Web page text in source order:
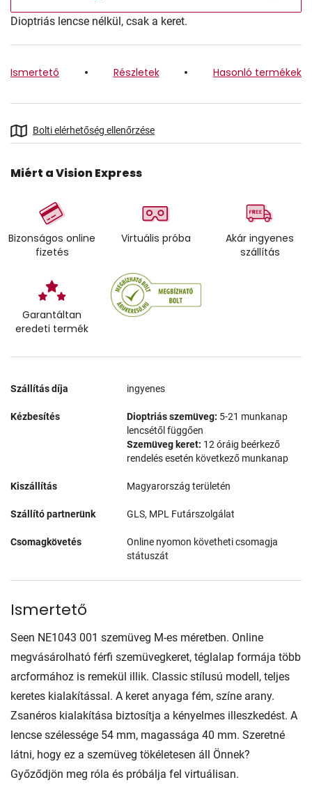
Dioptriás lencse nélkül, csak a keret.
Ismertető Részletek Hasonló termékek
Bolti elérhetőség ellenőrzése
Miért a Vision Express
Bizonságos online
fizetés
Virtuális próba
Akár ingyenes
szállítás
Garantáltan
eredeti termék
Szállítás díja ingyenes
Kézbesítés Dioptriás szemüveg: 5-21 munkanap
lencsétől függően
Szemüveg keret: 12 óráig beérkező
rendelés esetén következő munkanap
Kiszállítás Magyarország területén
Szállító partnerünk GLS, MPL Futárszolgálat
Csomagkövetés
Online nyomon követheti csomagja
státuszát
Ismertető
Seen NE1043 001 szemüveg M-es méretben. Online
megvásárolható férfi szemüvegkeret, téglalap formája több
arcformához is remekül illik. Classic stílusú modell, teljes
keretes kialakítással. A keret anyaga fém, színe arany.
Zsanéros kialakítása biztosítja a kényelmes illeszkedést. A
lencse szélessége 54 mm, magassága 40 mm. Szeretné
látni, hogy ez a szemüveg tökéletesen áll Önnek?
Győződjön meg róla és próbálja fel virtuálisan.